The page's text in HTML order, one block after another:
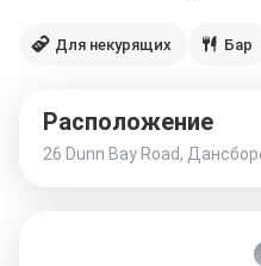
Для некурящих Бар
Расположение
26 Dunn Bay Road,